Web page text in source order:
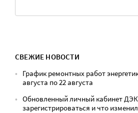
СВЕЖИЕ НОВОСТИ
График ремонтных работ
августа по 22 августа
Обновленный личный кабинет
зарегистрироваться и что